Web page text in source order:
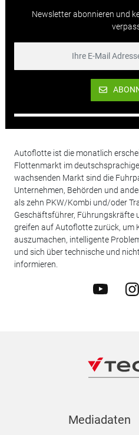
Newsletter abonnieren und
Autoflotte ist die monatlich
Flottenmarkt im
wachsenden Markt sind die
Unternehmen, Behörden und
als zehn PKW/Kombi und/oder
Geschäftsführer, Führungskräfte
greifen auf Autoflotte zurück, um
auszumachen, intelligente
und sich über technische und
informieren.
Mediadaten